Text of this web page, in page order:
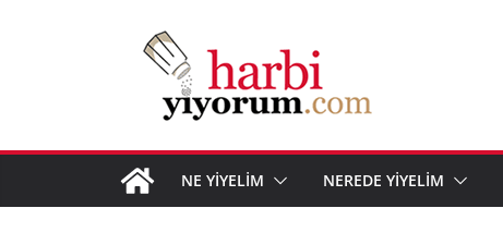
NE YİYELİM NEREDE YİYELİM